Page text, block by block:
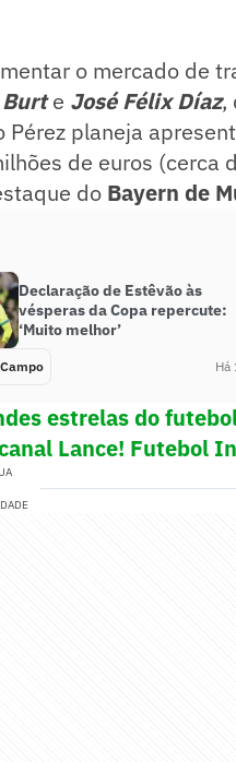
o mercado de
e José Félix Díaz,
planeja
de euros (cerca
do Bayern de
Declaração de Estêvão às
vésperas da Copa repercute:
‘Muito melhor’
Há
estrelas do
Lance! Futebol